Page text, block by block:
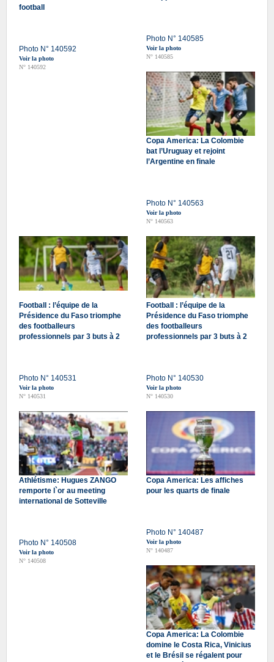
football
Photo N° 140592
Voir la photo
N° 140592
Photo N° 140585
Voir la photo
N° 140585
Copa America: La Colombie
bat l’Uruguay et rejoint
l’Argentine en finale
Photo N° 140563
Voir la photo
N° 140563
Football : l’équipe de la
Présidence du Faso triomphe
des footballeurs
professionnels par 3 buts à 2
Photo N° 140531
Voir la photo
N° 140531
Football : l’équipe de la
Présidence du Faso triomphe
des footballeurs
professionnels par 3 buts à 2
Photo N° 140530
Voir la photo
N° 140530
Athlétisme: Hugues ZANGO
remporte l`or au meeting
international de Sotteville
Photo N° 140508
Voir la photo
N° 140508
Copa America: Les affiches
pour les quarts de finale
Photo N° 140487
Voir la photo
N° 140487
Copa America: La Colombie
domine le Costa Rica, Vinicius
et le Brésil se régalent pour